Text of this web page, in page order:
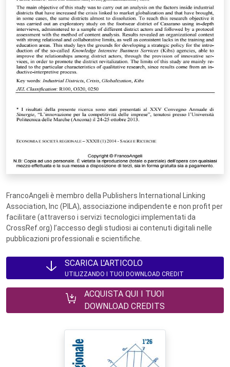
FrancoAngeli è membro della Publishers International Linking
Association, Inc (PILA), associazione indipendente e non profit per
facilitare (attraverso i servizi tecnologici implementati da
CrossRef.org) l’accesso degli studiosi ai contenuti digitali nelle
pubblicazioni professionali e scientifiche.
SCARICA L'ARTICOLO
UTILIZZANDO I TUOI DOWNLOAD CREDIT
ACQUISTA QUI I TUOI
DOWNLOAD CREDITS